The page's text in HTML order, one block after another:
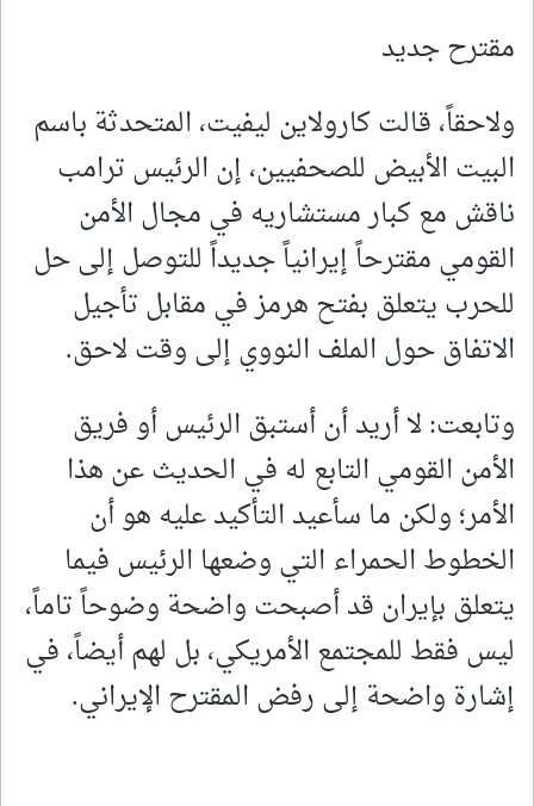
مقترح جديد
ولاحقاً، ​قالت كارولاين ليفيت، المتحدثة باسم
⁠البيت الأبيض للصحفيين، إن الرئيس ترامب
‌ناقش ‌مع ​كبار ‌مستشاريه في ​مجال ⁠الأمن ​
القومي مقترحاً ⁠إيرانياً جديداً ⁠للتوصل ⁠إلى حل
للحرب يتعلق بفتح هرمز في مقابل تأجيل
الاتفاق حول الملف النووي إلى وقت لاحق.
وتابعت: لا أريد أن أستبق الرئيس أو فريق
الأمن القومي التابع له في الحديث عن هذا
الأمر؛ ولكن ما سأعيد التأكيد عليه هو أن
الخطوط الحمراء التي وضعها الرئيس فيما
يتعلق بإيران قد أصبحت واضحة وضوحاً تاماً،
ليس فقط للمجتمع الأمريكي، بل لهم أيضاً، في
إشارة واضحة إلى رفض المقترح الإيراني.